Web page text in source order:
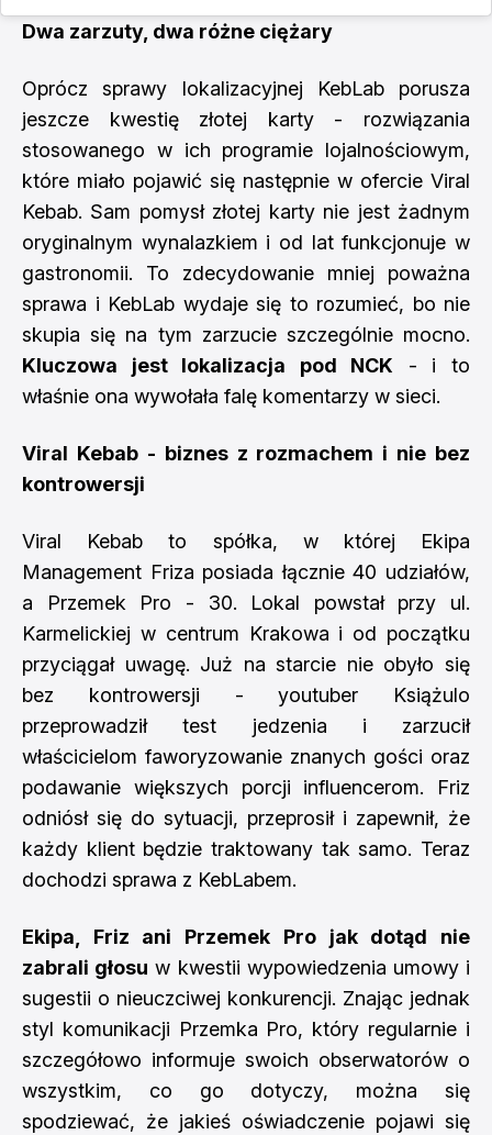
Dwa zarzuty, dwa różne ciężary
Oprócz sprawy lokalizacyjnej KebLab porusza
jeszcze kwestię złotej karty - rozwiązania
stosowanego w ich programie lojalnościowym,
które miało pojawić się następnie w ofercie Viral
Kebab. Sam pomysł złotej karty nie jest żadnym
oryginalnym wynalazkiem i od lat funkcjonuje w
gastronomii. To zdecydowanie mniej poważna
sprawa i KebLab wydaje się to rozumieć, bo nie
skupia się na tym zarzucie szczególnie mocno.
Kluczowa jest lokalizacja pod NCK - i to
właśnie ona wywołała falę komentarzy w sieci.
Viral Kebab - biznes z rozmachem i nie bez
kontrowersji
Viral Kebab to spółka, w której Ekipa
Management Friza posiada łącznie 40 udziałów,
a Przemek Pro - 30. Lokal powstał przy ul.
Karmelickiej w centrum Krakowa i od początku
przyciągał uwagę. Już na starcie nie obyło się
bez kontrowersji - youtuber Książulo
przeprowadził test jedzenia i zarzucił
właścicielom faworyzowanie znanych gości oraz
podawanie większych porcji influencerom. Friz
odniósł się do sytuacji, przeprosił i zapewnił, że
każdy klient będzie traktowany tak samo. Teraz
dochodzi sprawa z KebLabem.
Ekipa, Friz ani Przemek Pro jak dotąd nie
zabrali głosu w kwestii wypowiedzenia umowy i
sugestii o nieuczciwej konkurencji. Znając jednak
styl komunikacji Przemka Pro, który regularnie i
szczegółowo informuje swoich obserwatorów o
wszystkim, co go dotyczy, można się
spodziewać, że jakieś oświadczenie pojawi się